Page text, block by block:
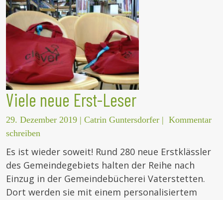
Viele neue Erst-Leser
29. Dezember 2019 | Catrin Guntersdorfer | Kommentar
schreiben
Es ist wieder soweit! Rund 280 neue Erstklässler
des Gemeindegebiets halten der Reihe nach
Einzug in der Gemeindebücherei Vaterstetten.
Dort werden sie mit einem personalisiertem